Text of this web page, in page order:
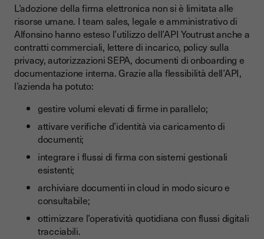
L’adozione della firma elettronica non si è limitata alle
risorse umane. I team sales, legale e amministrativo di
Alfonsino hanno esteso l’utilizzo dell’API Youtrust anche a
contratti commerciali, lettere di incarico, policy sulla
privacy, autorizzazioni SEPA, documenti di onboarding e
documentazione interna. Grazie alla flessibilità dell’API,
l’azienda ha potuto:
gestire volumi elevati di firme in parallelo;
attivare verifiche d’identità via caricamento di
documenti;
integrare i flussi di firma con sistemi gestionali
esistenti;
archiviare documenti in cloud in modo sicuro e
consultabile;
ottimizzare l’operatività quotidiana con flussi digitali
tracciabili.